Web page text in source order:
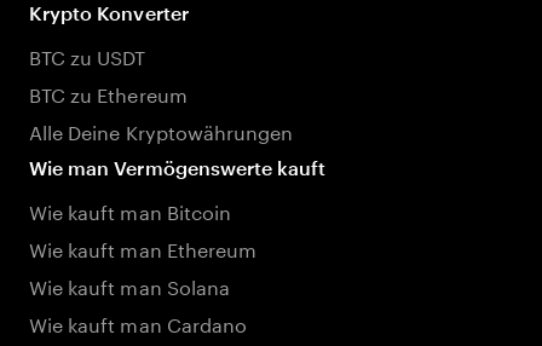
Krypto Konverter
BTC zu USDT
BTC zu Ethereum
Alle Deine Kryptowährungen
Wie man Vermögenswerte kauft
Wie kauft man Bitcoin
Wie kauft man Ethereum
Wie kauft man Solana
Wie kauft man Cardano